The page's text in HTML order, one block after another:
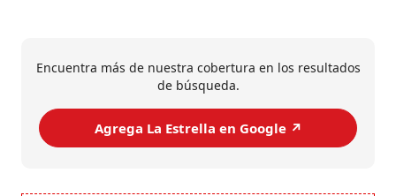
Encuentra más de nuestra cobertura en los resultados
de búsqueda.
Agrega La Estrella en Google ↗️